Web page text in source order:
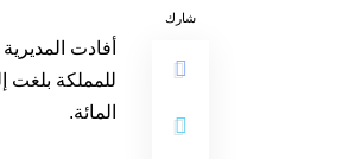
شارك
أفادت
المائة.